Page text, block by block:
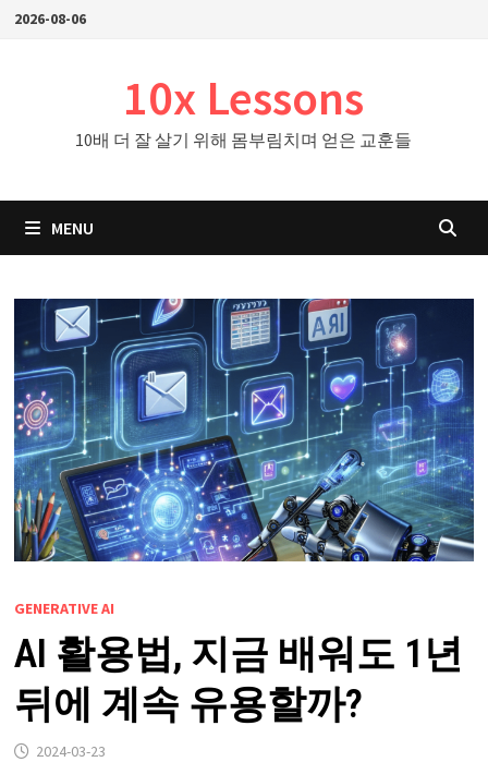
Skip2026-08-06
10x Lessons
10배 더 잘 살기 위해 몸부림치며 얻은 교훈들
MENU
GENERATIVE AI
AI 활용법, 지금 배워도 1년
뒤에 계속 유용할까?
2024-03-23